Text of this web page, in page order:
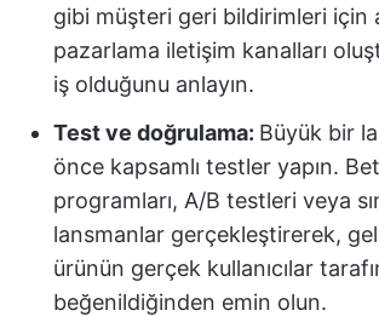
gibi müşteri geri bildirimleri için
pazarlama iletişim kanalları
iş olduğunu anlayın.
Test ve doğrulama: Büyük bir
önce kapsamlı testler yapın.
programları, A/B testleri veya
lansmanlar gerçekleştirerek,
ürünün gerçek kullanıcılar
beğenildiğinden emin olun.